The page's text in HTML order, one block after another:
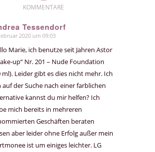
KOMMENTARE
Tessendorf
2020 um 09:03
Marie, ich benutze seit Jahren Astor
up“ Nr. 201 – Nude Foundation
ml). Leider gibt es dies nicht mehr. Ich
auf der Suche nach einer farblichen
kannst du mir helfen? Ich
mich bereits in mehreren
Geschäften beraten
aber leider ohne Erfolg außer mein
ist um einiges leichter. LG